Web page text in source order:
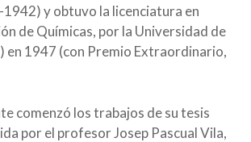
1942) y obtuvo la licenciatura en
de Químicas, por la Universidad de
en 1947 (con Premio Extraordinario,
comenzó los trabajos de su tesis
por el profesor Josep Pascual Vila,